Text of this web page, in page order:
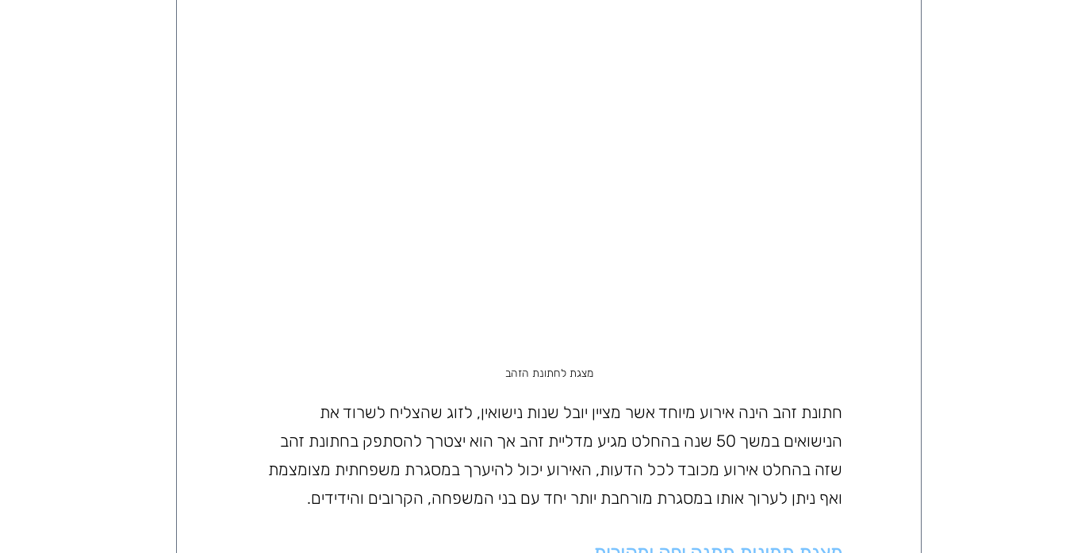
מצגת לחתונת הזהב
חתונת זהב הינה אירוע מיוחד אשר מציין יובל שנות נישואין, לזוג שהצליח לשרוד את
הנישואים במשך 50 שנה בהחלט מגיע מדליית זהב אך הוא יצטרך להסתפק בחתונת זהב
שזה בהחלט אירוע מכובד לכל הדעות, האירוע יכול להיערך במסגרת משפחתית מצומצמת
ואף ניתן לערוך אותו במסגרת מורחבת יותר יחד עם בני המשפחה, הקרובים והידידים.